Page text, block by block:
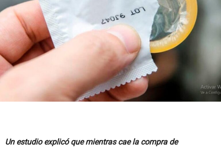
Un estudio explicó que mientras cae la compra de